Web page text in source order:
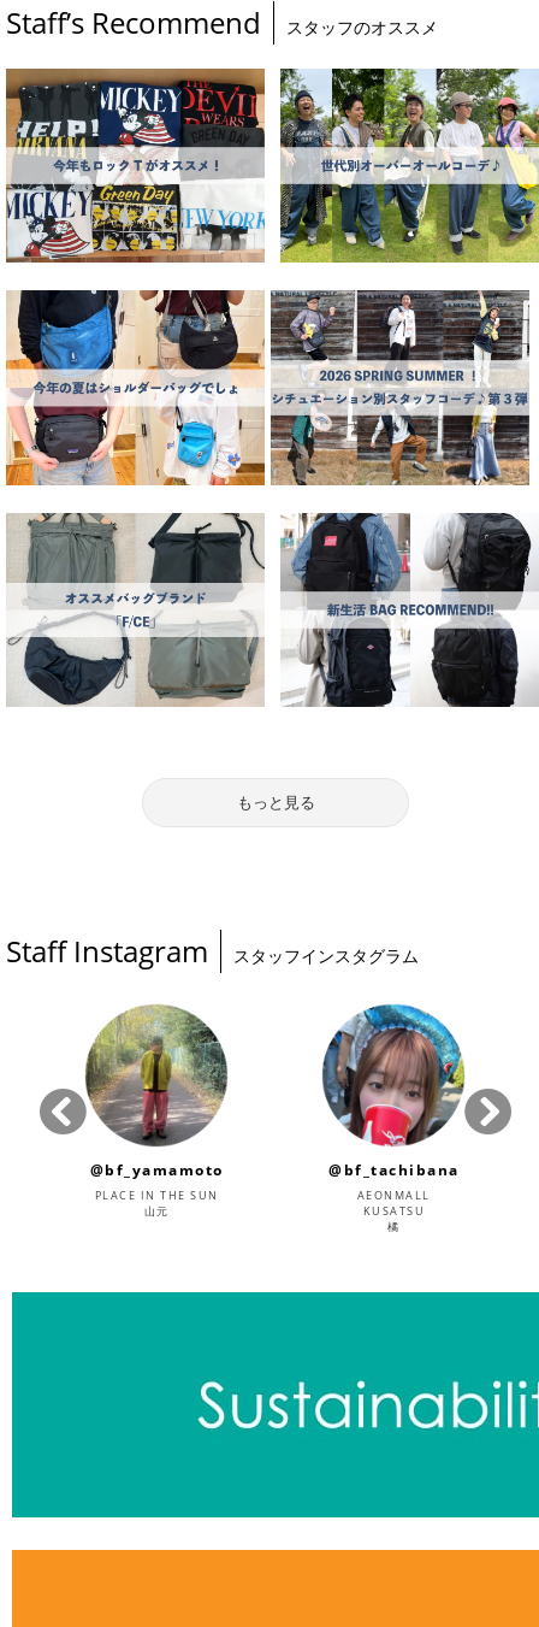
Staff’s Recommend スタッフのオススメ
もっと見る
Staff Instagram スタッフインスタグラム
@bf_tachibana
AEONMALL
KUSATSU
@bornfree_shiho
SUPER SHOP
吉田